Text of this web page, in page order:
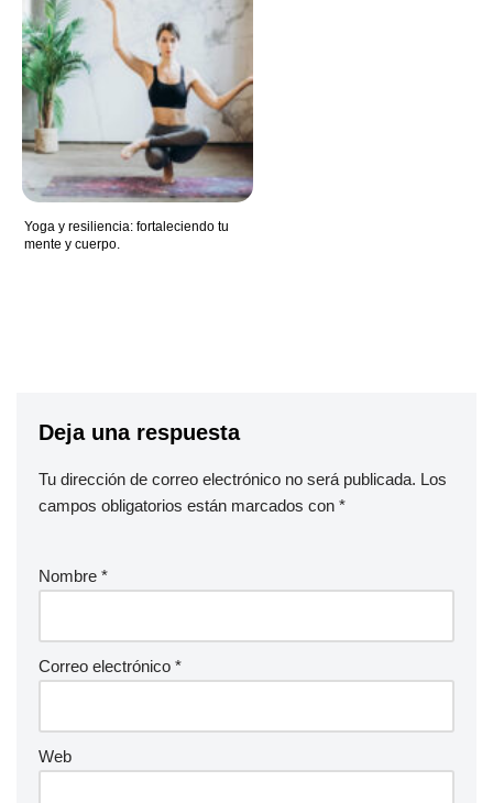
Yoga y resiliencia: fortaleciendo tu
mente y cuerpo.
Deja una respuesta
Tu dirección de correo electrónico no será publicada. Los
campos obligatorios están marcados con *
Nombre *
Correo electrónico *
Web